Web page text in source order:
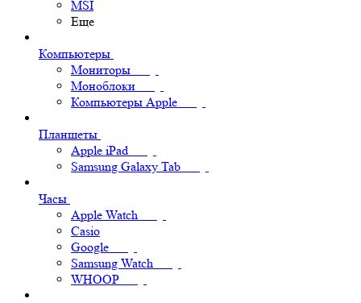
MSI
Еще
Компьютеры
Мониторы
Моноблоки
Компьютеры Apple
Планшеты
Apple iPad
Samsung Galaxy Tab
Часы
Apple Watch
Casio
Google
Samsung Watch
WHOOP